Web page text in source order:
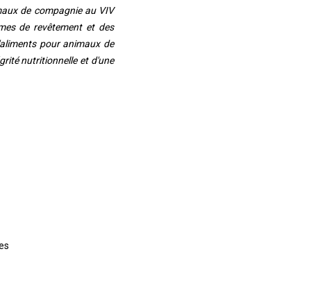
de compagnie au VIV
de revêtement et des
pour animaux de
nutritionnelle et d'une